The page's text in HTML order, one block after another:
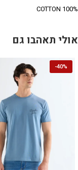
100% COTTON
אולי תאהבו גם
40%
-